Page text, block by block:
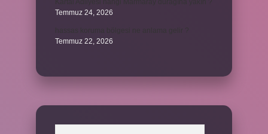
Temmuz 24, 2026
Temmuz 22, 2026